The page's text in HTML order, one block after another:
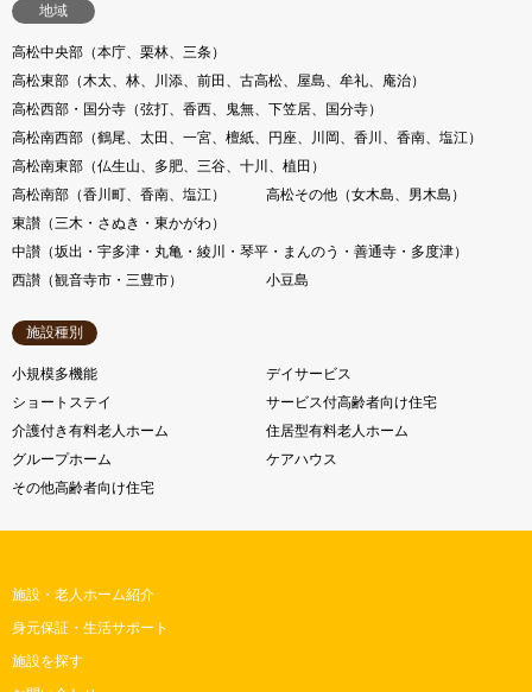
地域
高松中央部（本庁、栗林、三条）
高松東部（木太、林、川添、前田、古高松、屋島、牟礼、庵治）
高松西部・国分寺（弦打、香西、鬼無、下笠居、国分寺）
高松南西部（鶴尾、太田、一宮、檀紙、円座、川岡、香川、香南、塩江）
高松南東部（仏生山、多肥、三谷、十川、植田）
高松南部（香川町、香南、塩江）
高松その他（女木島、男木島）
東讃（三木・さぬき・東かがわ）
中讃（坂出・宇多津・丸亀・綾川・琴平・まんのう・善通寺・多度津）
西讃（観音寺市・三豊市）
小豆島
施設種別
小規模多機能
デイサービス
ショートステイ
サービス付高齢者向け住宅
介護付き有料老人ホーム
住居型有料老人ホーム
グループホーム
ケアハウス
その他高齢者向け住宅
施設・老人ホーム紹介
身元保証・生活サポート
施設を探す